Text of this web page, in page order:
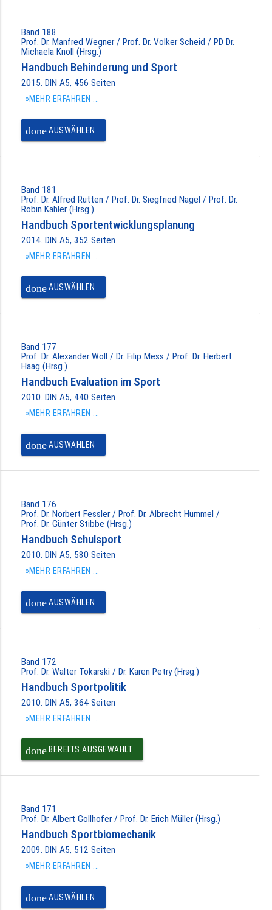
Band 188
Prof. Dr. Manfred Wegner / Prof. Dr. Volker Scheid / PD Dr.
Michaela Knoll (Hrsg.)
Handbuch Behinderung und Sport
2015. DIN A5, 456 Seiten
»MEHR ERFAHREN ...
doneAUSWÄHLEN
Band 181
Prof. Dr. Alfred Rütten / Prof. Dr. Siegfried Nagel / Prof. Dr.
Robin Kähler (Hrsg.)
Handbuch Sportentwicklungsplanung
2014. DIN A5, 352 Seiten
»MEHR ERFAHREN ...
doneAUSWÄHLEN
Band 177
Prof. Dr. Alexander Woll / Dr. Filip Mess / Prof. Dr. Herbert
Haag (Hrsg.)
Handbuch Evaluation im Sport
2010. DIN A5, 440 Seiten
»MEHR ERFAHREN ...
doneAUSWÄHLEN
Band 176
Prof. Dr. Norbert Fessler / Prof. Dr. Albrecht Hummel /
Prof. Dr. Günter Stibbe (Hrsg.)
Handbuch Schulsport
2010. DIN A5, 580 Seiten
»MEHR ERFAHREN ...
doneAUSWÄHLEN
Band 172
Prof. Dr. Walter Tokarski / Dr. Karen Petry (Hrsg.)
Handbuch Sportpolitik
2010. DIN A5, 364 Seiten
»MEHR ERFAHREN ...
doneBEREITS AUSGEWÄHLT
Band 171
Prof. Dr. Albert Gollhofer / Prof. Dr. Erich Müller (Hrsg.)
Handbuch Sportbiomechanik
2009. DIN A5, 512 Seiten
»MEHR ERFAHREN ...
doneAUSWÄHLEN